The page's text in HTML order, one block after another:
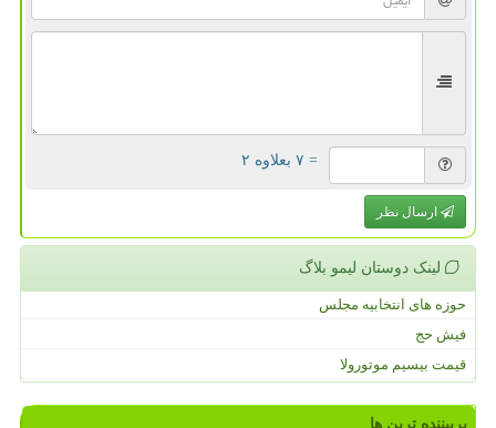
= ۷ بعلاوه ۲
ارسال نظر
لینک دوستان لیمو بلاگ
حوزه های انتخابیه مجلس
فیش حج
قیمت بیسیم موتورولا
پربیننده ترین ها